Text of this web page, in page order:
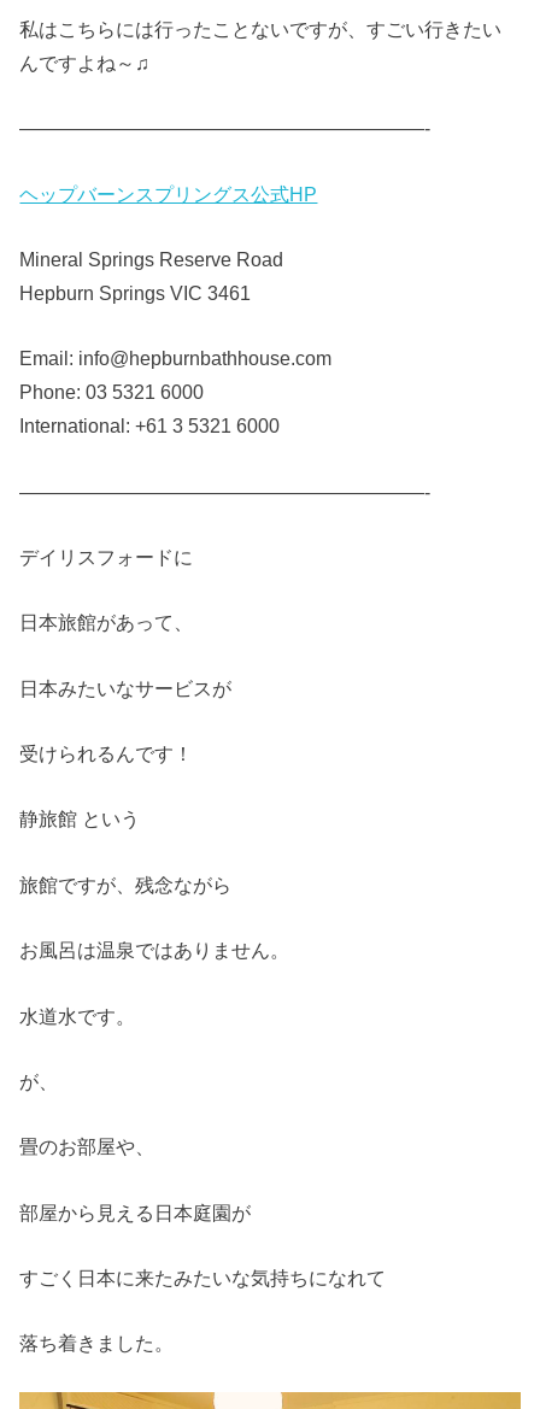
私はこちらには行ったことないですが、すごい行きたい
んですよね～♫
—————————————————————-
ヘップバーンスプリングス公式HP
Mineral Springs Reserve Road
Hepburn Springs VIC 3461
Email: info@hepburnbathhouse.com
Phone: 03 5321 6000
International: +61 3 5321 6000
—————————————————————-
デイリスフォードに
日本旅館があって、
日本みたいなサービスが
受けられるんです！
静旅館 という
旅館ですが、残念ながら
お風呂は温泉ではありません。
水道水です。
が、
畳のお部屋や、
部屋から見える日本庭園が
すごく日本に来たみたいな気持ちになれて
落ち着きました。